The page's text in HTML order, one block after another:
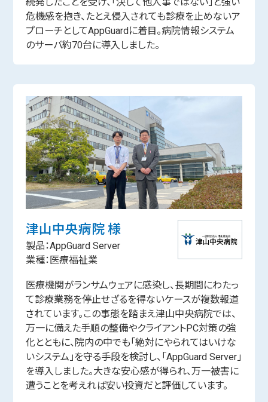
続発したことを受け、「決して他人事ではない」と強い
危機感を抱き、たとえ侵入されても診療を止めないア
プローチとしてAppGuardに着目。病院情報システム
のサーバ約70台に導入しました。
津山中央病院 様
製品：AppGuard Server
業種：医療福祉業
医療機関がランサムウェアに感染し、長期間にわたっ
て診療業務を停止せざるを得ないケースが複数報道
されています。この事態を踏まえ津山中央病院では、
万一に備えた手順の整備やクライアントPC対策の強
化とともに、院内の中でも「絶対にやられてはいけな
いシステム」を守る手段を検討し、「AppGuard Server」
を導入しました。大きな安心感が得られ、万一被害に
遭うことを考えれば安い投資だと評価しています。